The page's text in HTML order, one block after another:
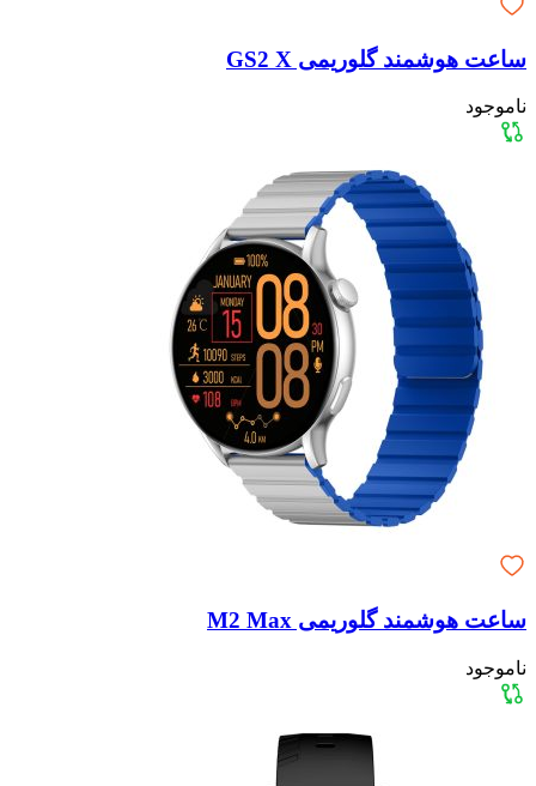
ساعت هوشمند گلوریمی GS2 X
ناموجود
ساعت هوشمند گلوریمی M2 Max
ناموجود